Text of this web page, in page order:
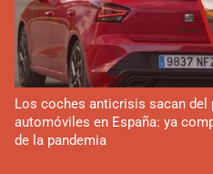
Los coches anticrisis sacan del
automóviles en España: ya
de la pandemia